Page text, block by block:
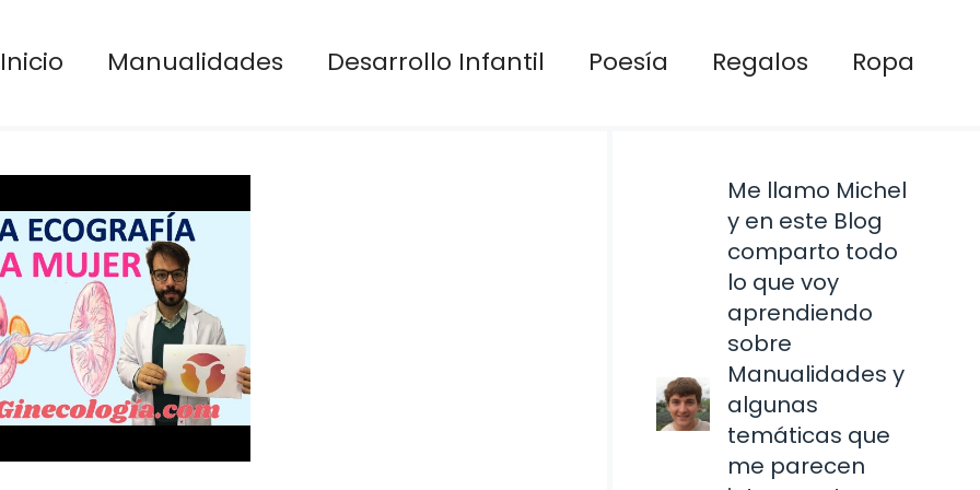
Inicio Manualidades Desarrollo Infantil Poesía Regalos Ropa
Me llamo Michel
y en este Blog
comparto todo
lo que voy
aprendiendo
sobre
Manualidades y
algunas
temáticas que
me parecen